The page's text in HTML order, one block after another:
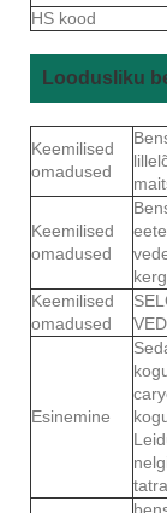
HS kood
Loodusliku
Keemilised
omadused
Keemilised
omadused
Keemilised
omadused
Esinemine